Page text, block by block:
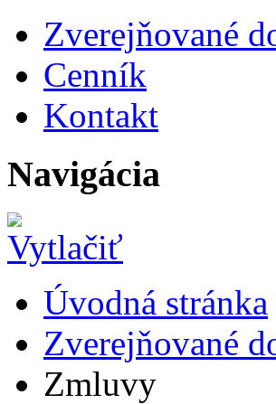
Zverejňované
Cenník
Kontakt
Navigácia
Úvodná stránka
Zverejňované
Zmluvy